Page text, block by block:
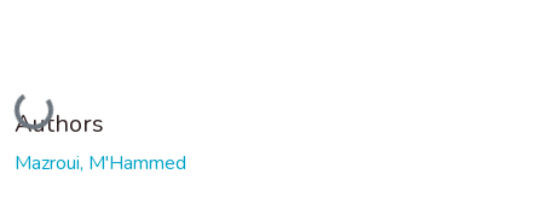
Loading...
Authors
Mazroui, M'Hammed